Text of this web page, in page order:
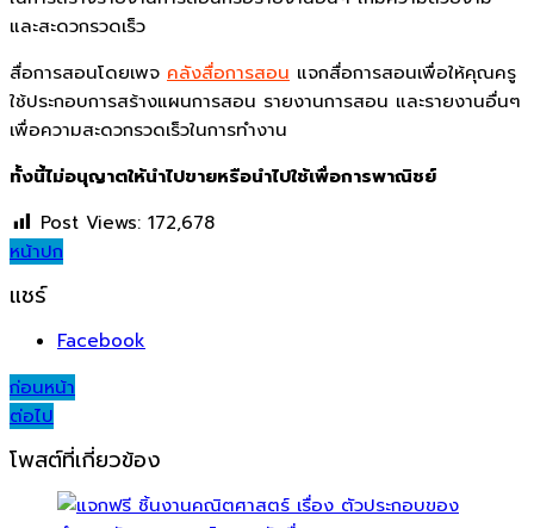
และสะดวกรวดเร็ว
สื่อการสอนโดยเพจ คลังสื่อการสอน แจกสื่อการสอนเพื่อให้คุณครู
ใช้ประกอบการสร้างแผนการสอน รายงานการสอน และรายงานอื่นๆ
เพื่อความสะดวกรวดเร็วในการทำงาน
ทั้งนี้ไม่อนุญาตให้นำไปขายหรือนำไปใช้เพื่อการพาณิชย์
Post Views: 172,678
หน้าปก
แชร์
Facebook
Post
navigation
ก่อนหน้า
ต่อไป
โพสต์ที่เกี่ยวข้อง